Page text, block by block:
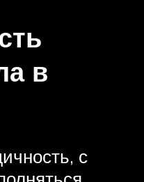
в
с